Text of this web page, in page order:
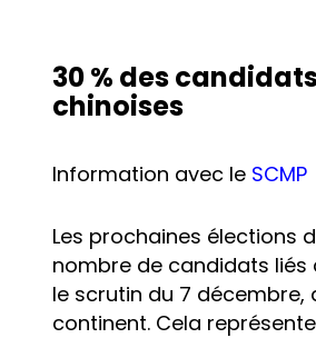
30 % des
chinoises
Information avec le SCMP
Les prochaines élections
nombre de candidats liés
le scrutin du 7 décembre,
continent. Cela